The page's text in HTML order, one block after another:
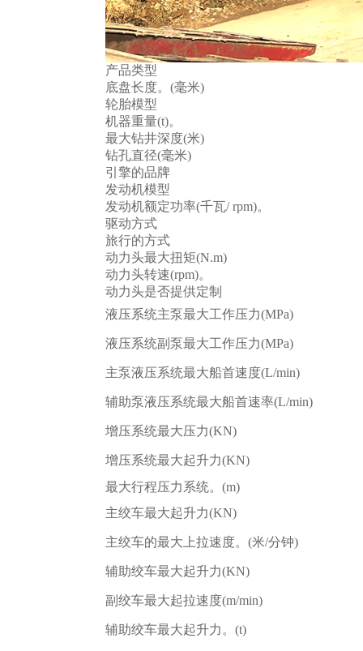
产品类型
底盘长度。(毫米)
轮胎模型
机器重量(t)。
最大钻井深度(米)
钻孔直径(毫米)
引擎的品牌
发动机模型
发动机额定功率(千瓦/ rpm)。
驱动方式
旅行的方式
动力头最大扭矩(N.m)
动力头转速(rpm)。
动力头是否提供定制
液压系统主泵最大工作压力(MPa)
液压系统副泵最大工作压力(MPa)
主泵液压系统最大船首速度(L/min)
辅助泵液压系统最大船首速率(L/min)
增压系统最大压力(KN)
增压系统最大起升力(KN)
最大行程压力系统。(m)
主绞车最大起升力(KN)
主绞车的最大上拉速度。(米/分钟)
辅助绞车最大起升力(KN)
副绞车最大起拉速度(m/min)
辅助绞车最大起升力。(t)